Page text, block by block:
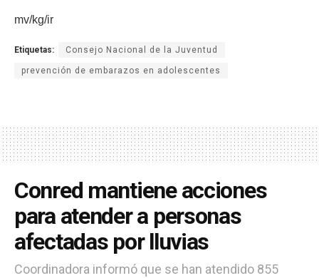
mv/kg/ir
Etiquetas: Consejo Nacional de la Juventud
prevención de embarazos en adolescentes
Conred mantiene acciones
para atender a personas
afectadas por lluvias
Coordinadora informó que se han atendido 855